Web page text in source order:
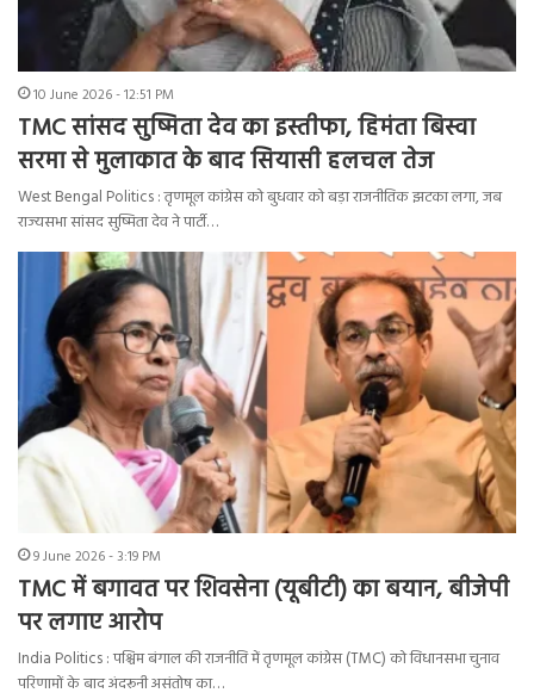
10 June 2026 - 12:51 PM
TMC सांसद सुष्मिता देव का इस्तीफा, हिमंता बिस्वा
सरमा से मुलाकात के बाद सियासी हलचल तेज
West Bengal Politics : तृणमूल कांग्रेस को बुधवार को बड़ा राजनीतिक झटका लगा, जब
राज्यसभा सांसद सुष्मिता देव ने पार्टी…
9 June 2026 - 3:19 PM
TMC में बगावत पर शिवसेना (यूबीटी) का बयान, बीजेपी
पर लगाए आरोप
India Politics : पश्चिम बंगाल की राजनीति में तृणमूल कांग्रेस (TMC) को विधानसभा चुनाव
परिणामों के बाद अंदरूनी असंतोष का…